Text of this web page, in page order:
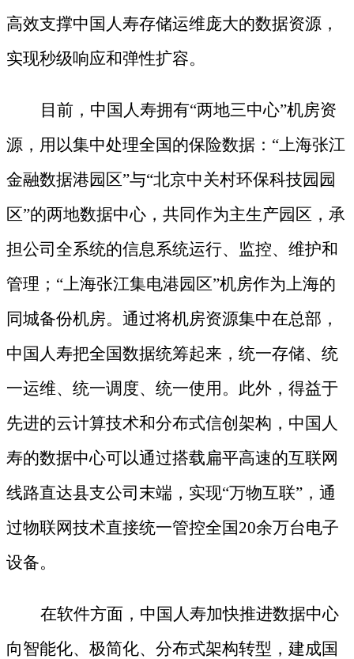
高效支撑中国人寿存储运维庞大的数据资源，
实现秒级响应和弹性扩容。
目前，中国人寿拥有“两地三中心”机房资
源，用以集中处理全国的保险数据：“上海张江
金融数据港园区”与“北京中关村环保科技园园
区”的两地数据中心，共同作为主生产园区，承
担公司全系统的信息系统运行、监控、维护和
管理；“上海张江集电港园区”机房作为上海的
同城备份机房。通过将机房资源集中在总部，
中国人寿把全国数据统筹起来，统一存储、统
一运维、统一调度、统一使用。此外，得益于
先进的云计算技术和分布式信创架构，中国人
寿的数据中心可以通过搭载扁平高速的互联网
线路直达县支公司末端，实现“万物互联”，通
过物联网技术直接统一管控全国20余万台电子
设备。
在软件方面，中国人寿加快推进数据中心
向智能化、极简化、分布式架构转型，建成国